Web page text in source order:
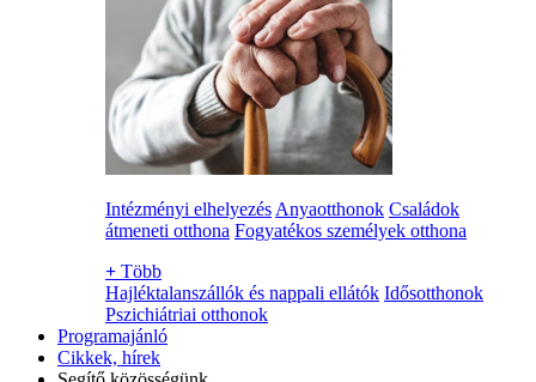
Intézményi elhelyezés Anyaotthonok Családok
átmeneti otthona Fogyatékos személyek otthona
+ Több
Hajléktalanszállók és nappali ellátók Idősotthonok
Pszichiátriai otthonok
Programajánló
Cikkek, hírek